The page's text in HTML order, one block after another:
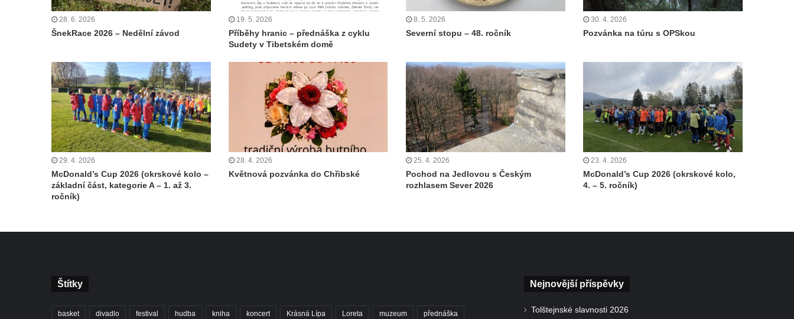
28. 6. 2026
ŠnekRace 2026 – Nedělní závod
19. 5. 2026
Příběhy hranic – přednáška z cyklu
Sudety v Tibetském domě
8. 5. 2026
Severní stopu – 48. ročník
30. 4. 2026
Pozvánka na túru s OPSkou
29. 4. 2026
McDonald’s Cup 2026 (okrskové kolo –
základní část, kategorie A – 1. až 3.
ročník)
28. 4. 2026
Květnová pozvánka do Chřibské
25. 4. 2026
Pochod na Jedlovou s Českým
rozhlasem Sever 2026
23. 4. 2026
McDonald’s Cup 2026 (okrskové kolo,
4. – 5. ročník)
Štítky
basket divadlo festival hudba kniha koncert Krásná Lípa Loreta muzeum přednáška
Nejnovější příspěvky
Tolštejnské slavnosti 2026